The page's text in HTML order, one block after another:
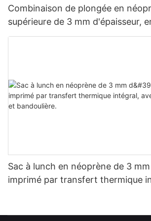
Combinaison de plongée en
supérieure de 3 mm d'épaisseur,
Confort inégalé.
Sac à lunch en néoprène de 3
imprimé par transfert thermique